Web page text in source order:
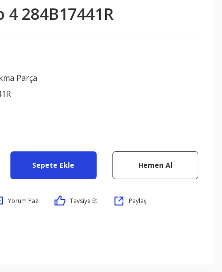
4 284B17441R
Parça
Sepete Ekle Hemen Al
Yorum Yaz Tavsiye Et Paylaş